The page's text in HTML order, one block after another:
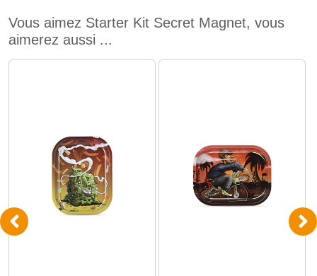
Vous aimez Starter Kit Secret Magnet, vous
aimerez aussi ...